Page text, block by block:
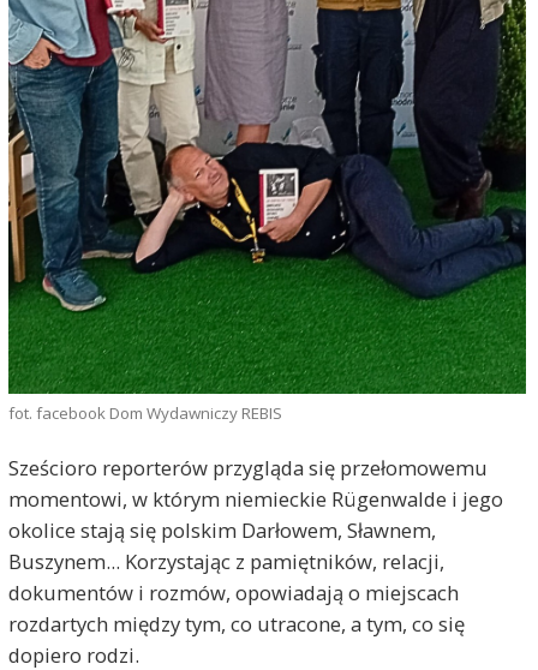
fot. facebook Dom Wydawniczy REBIS
Sześcioro reporterów przygląda się przełomowemu
momentowi, w którym niemieckie Rügenwalde i jego
okolice stają się polskim Darłowem, Sławnem,
Buszynem... Korzystając z pamiętników, relacji,
dokumentów i rozmów, opowiadają o miejscach
rozdartych między tym, co utracone, a tym, co się
dopiero rodzi.